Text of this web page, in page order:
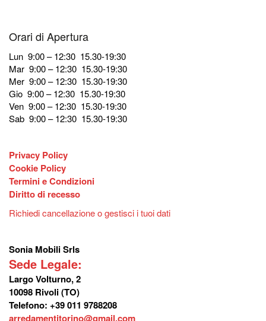
Orari di Apertura
Lun 9:00 – 12:30 15.30-19:30
Mar 9:00 – 12:30 15.30-19:30
Mer 9:00 – 12:30 15.30-19:30
Gio 9:00 – 12:30 15.30-19:30
Ven 9:00 – 12:30 15.30-19:30
Sab 9:00 – 12:30 15.30-19:30
Privacy Policy
Cookie Policy
Termini e Condizioni
Diritto di recesso
Richiedi cancellazione o gestisci i tuoi dati
Sonia Mobili Srls
Sede Legale:
Largo Volturno, 2
10098 Rivoli (TO)
Telefono: +39 011 9788208
arredamentitorino@gmail.com